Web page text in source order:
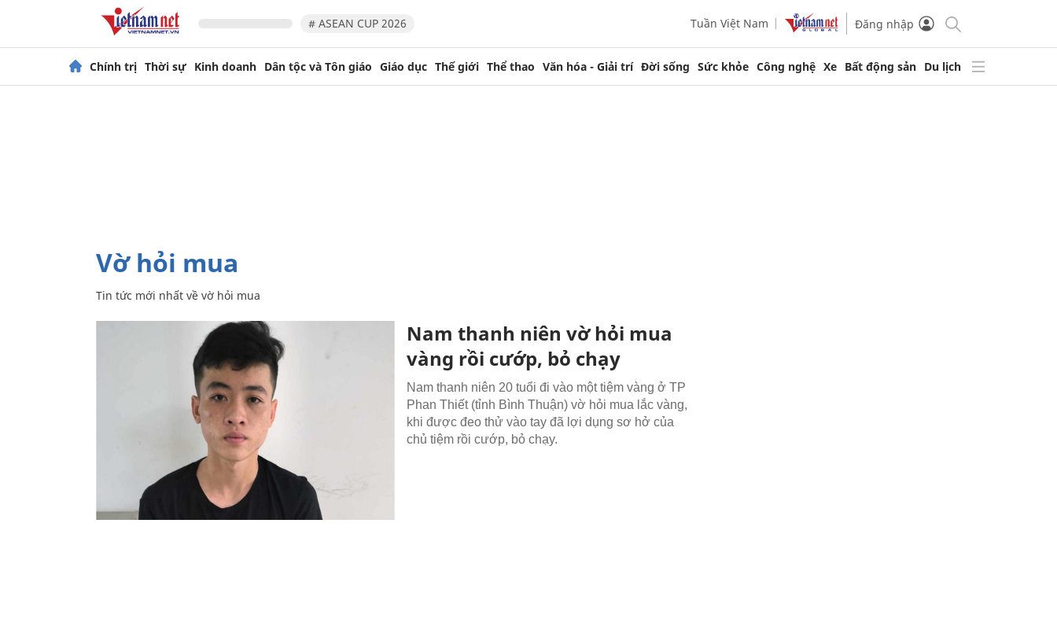
# ASEAN CUP 2026 Tuần Việt Nam Đăng nhập
Chính trị Thời sự Kinh doanh Dân tộc và Tôn giáo Giáo dục Thế giới Thể thao Văn hóa - Giải trí Đời sống Sức khỏe Công nghệ Xe Bất động sản Du lịch
vờ hỏi mua
Tin tức mới nhất về vờ hỏi mua
Nam thanh niên vờ hỏi mua
vàng rồi cướp, bỏ chạy
Nam thanh niên 20 tuổi đi vào một tiệm vàng ở TP
Phan Thiết (tỉnh Bình Thuận) vờ hỏi mua lắc vàng,
khi được đeo thử vào tay đã lợi dụng sơ hở của
chủ tiệm rồi cướp, bỏ chạy.